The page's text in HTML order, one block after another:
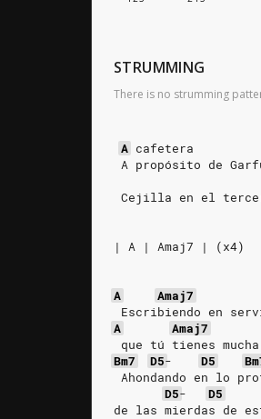
STRUMMING
There is no strumming
A cafetera
A propósito de
Cejilla en el tercer
| A | Amaj7 | (x4)
A Amaj7
Escribiendo en
A
Amaj7
que tú tienes
Bm7
D5- D5
Ahondando en lo
D5- D5
de las mierdas de